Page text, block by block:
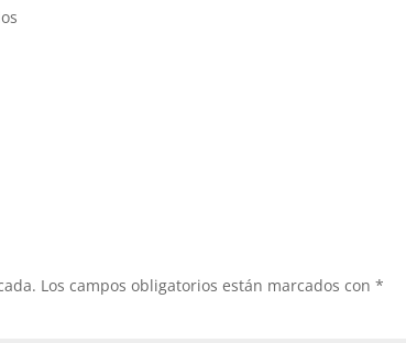
Los campos obligatorios están marcados con*